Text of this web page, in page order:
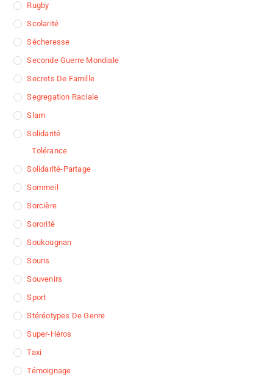
Rugby
Scolarité
Sécheresse
Seconde Guerre Mondiale
Secrets De Famille
Segregation Raciale
Slam
Solidarité
Tolérance
Solidarité-Partage
Sommeil
Sorcière
Sororité
Soukougnan
Souris
Souvenirs
Sport
Stéréotypes De Genre
Super-Héros
Taxi
Témoignage